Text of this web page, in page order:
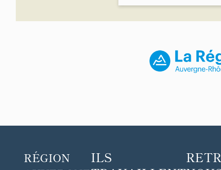
RÉGION
ILS